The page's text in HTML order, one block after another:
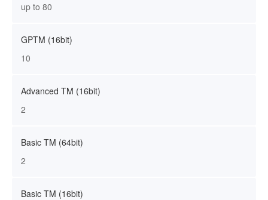
up to 80
GPTM (16bit)
10
Advanced TM (16bit)
2
Basic TM (64bit)
2
Basic TM (16bit)